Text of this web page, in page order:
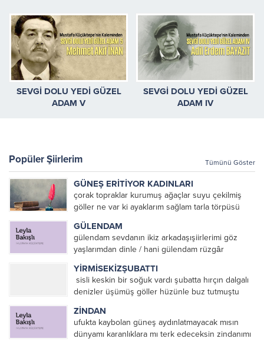
SEVGİ DOLU YEDİ GÜZEL
ADAM V
SEVGİ DOLU YEDİ GÜZEL
ADAM IV
Popüler Şiirlerim Tümünü Göster
GÜNEŞ ERİTİYOR KADINLARI
çorak topraklar kurumuş ağaçlar suyu çekilmiş
göller ne var ki ayaklarım sağlam tarla törpüsü
güneş toprağı ve pamuk toplayan kadınları eriyor
kadınlar güneşte toprağı temizlemek...
GÜLENDAM
gülendam sevdanın ikiz arkadaşışiirlerimi göz
yaşlarımdan dinle / hani gülendam rüzgâr
fırtına biçecektikhani gülendam dağların sevdası
üzerine ant içmiştikhani gülendam sevdanın
elinden tutup ağlamayacaktıkkırmızı...
YİRMİSEKİZŞUBATTI
sisli keskin bir soğuk vardı şubatta hırçın dalgalı
denizler üşümüş göller hüzünle buz tutmuştu
yırtılmıştı yirmisekizşubattı /post modern olsundu
zulüm çoğalsındı ve ezilsindi bütün inananlar/...
ZİNDAN
ufukta kaybolan güneş aydınlatmayacak mısın
dünyamı karanlıklara mı terk edeceksin zindanımı